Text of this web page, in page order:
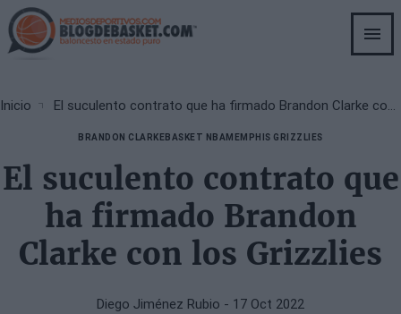
Skip
to
main
Breadcrumb
Inicio El suculento contrato que ha firmado Brandon Clarke con los Grizzlies
BRANDON CLARKEBASKET NBAMEMPHIS GRIZZLIES
El suculento contrato que
ha firmado Brandon
Clarke con los Grizzlies
Diego Jiménez Rubio - 17 Oct 2022